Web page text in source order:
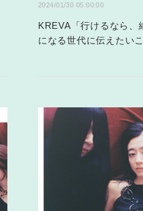
2024/01/30 05:00:00
KREVA「行けるなら、
になる世代に伝えたい